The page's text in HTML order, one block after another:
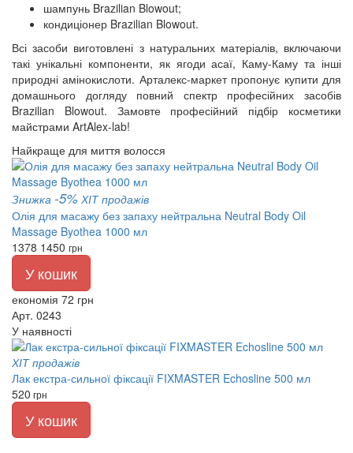
шампунь Brazilian Blowout;
кондиціонер Brazilian Blowout.
Всі засоби виготовлені з натуральних матеріалів, включаючи
такі унікальні компоненти, як ягоди асаї, Каму-Каму та інші
природні амінокислоти. Арталекс-маркет пропонує купити для
домашнього догляду повний спектр професійних засобів
Brazilian Blowout. Замовте професійний підбір косметики
майстрами ArtAlex-lab!
Найкраще для миття волосся
Знижка -5% ХІТ продажів
Олія для масажу без запаху нейтральна Neutral Body Oil
Massage Byothea 1000 мл
1378 1450 грн
У кошик
економія 72 грн
Арт. 0243
У наявності
ХІТ продажів
Лак екстра-сильної фіксації FIXMASTER Echosline 500 мл
520 грн
У кошик